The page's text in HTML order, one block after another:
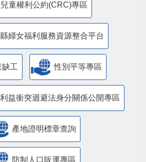
兒童權利公約(CRC)專區
婦女福利服務資源整合平台
缺工 性別平等專區
益衝突迴避法身分關係公開專區
產地證明標章查詢
防制人口販運專區